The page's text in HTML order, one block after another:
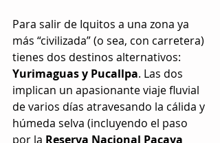
Para salir de Iquitos a una zona ya
más “civilizada” (o sea, con carretera)
tienes dos destinos alternativos:
Yurimaguas y Pucallpa. Las dos
implican un apasionante viaje fluvial
de varios días atravesando la cálida y
húmeda selva (incluyendo el paso
por la Reserva Nacional Pacaya